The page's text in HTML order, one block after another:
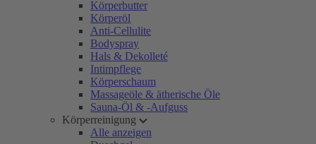
Körperbutter
Körperöl
Anti-Cellulite
Bodyspray
Hals & Dekolleté
Intimpflege
Körperschaum
Massageöle & ätherische Öle
Sauna-Öl & -Aufguss
Körperreinigung
Alle anzeigen